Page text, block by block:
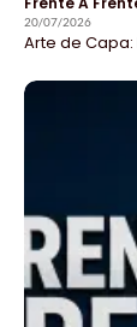
20/07/2026
Arte de Capa: